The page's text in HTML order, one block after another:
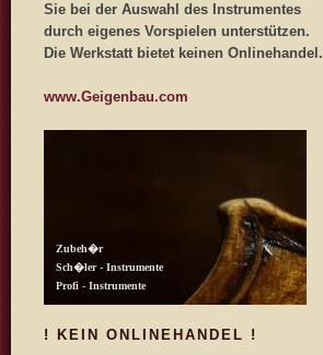
Sie bei der Auswahl des Instrumentes
durch eigenes Vorspielen unterstützen.
Die Werkstatt bietet keinen Onlinehandel.
www.Geigenbau.com
! KEIN ONLINEHANDEL !